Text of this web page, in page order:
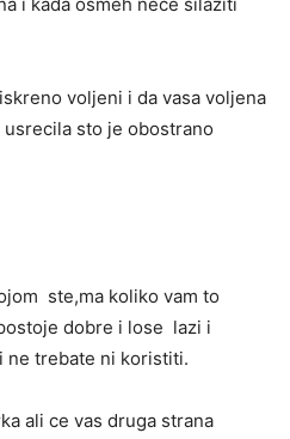
voljeni i da vasa voljena
sto je obostrano
ste,ma koliko vam to
dobre i lose lazi i
ne trebate ni koristiti.
ali ce vas druga strana